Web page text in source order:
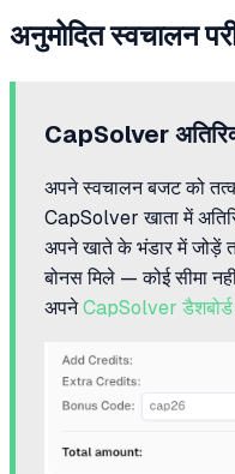
अनुमोदित स्वचालन
CapSolver
अपने स्वचालन बजट को
CapSolver खाता में
अपने खाते के भंडार में जोड़ें
बोनस मिले — कोई सीमा
अपनेCapSolver डैशबोर्ड